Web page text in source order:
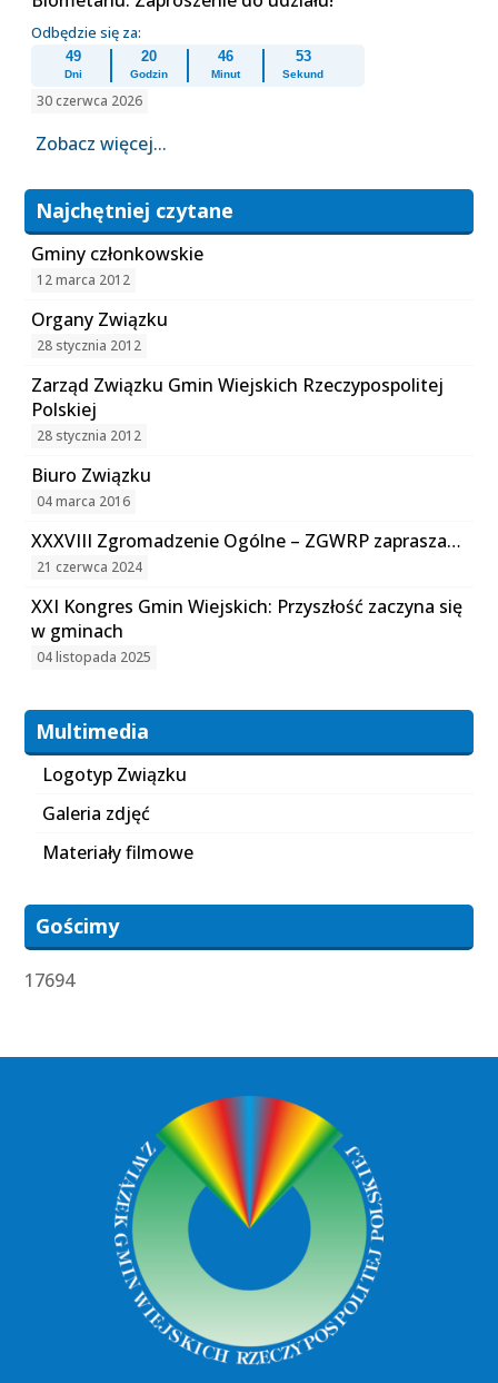
Odbędzie się za:
49
Dni
20
Godzin
46
Minut
52
Sekund
30 czerwca 2026
Zobacz więcej...
Najchętniej czytane
Gminy członkowskie
12 marca 2012
Organy Związku
28 stycznia 2012
Zarząd Związku Gmin Wiejskich Rzeczypospolitej
Polskiej
28 stycznia 2012
Biuro Związku
04 marca 2016
XXXVIII Zgromadzenie Ogólne – ZGWRP zaprasza…
21 czerwca 2024
XXI Kongres Gmin Wiejskich: Przyszłość zaczyna się
w gminach
04 listopada 2025
Multimedia
Logotyp Związku
Galeria zdjęć
Materiały filmowe
Gościmy
17694